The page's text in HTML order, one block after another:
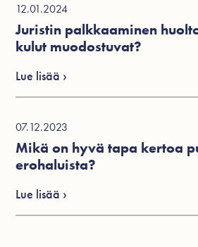
12.01.2024
Juristin palkkaaminen
kulut muodostuvat?
Lue lisää ›
07.12.2023
Mikä on hyvä tapa kertoa
erohaluista?
Lue lisää ›